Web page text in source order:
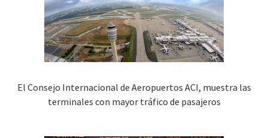
El Consejo Internacional de Aeropuertos ACI, muestra las
terminales con mayor tráfico de pasajeros